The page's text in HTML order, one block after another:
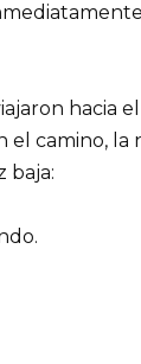
hacia
el camino, la
baja: